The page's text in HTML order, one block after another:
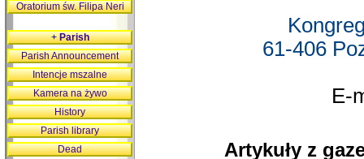
61-406
E-
Artykuły z
Oratorium św. Filipa Neri
+Parish
Parish Announcement
Intencje mszalne
Kamera na żywo
History
Parish library
Dead